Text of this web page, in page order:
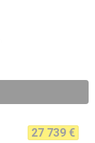
27 739 €